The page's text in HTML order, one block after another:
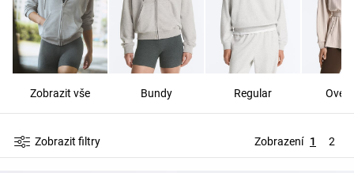
Zobrazit vše Bundy Regular
Zobrazit filtry Zobrazení 1 2